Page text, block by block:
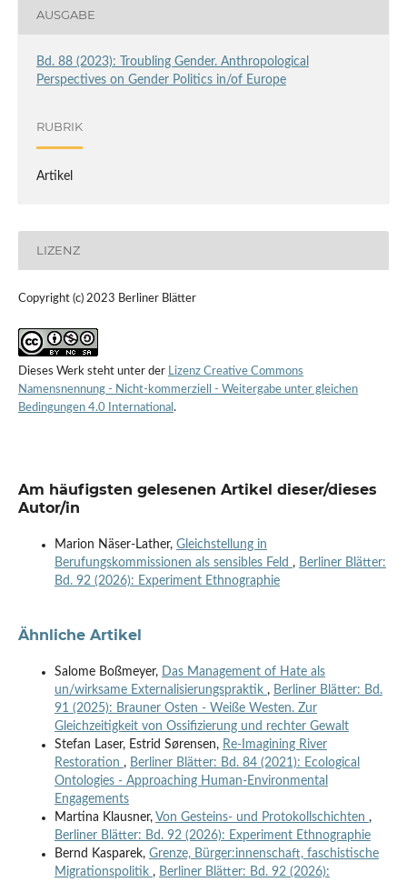
AUSGABE
Bd. 88 (2023): Troubling Gender. Anthropological
Perspectives on Gender Politics in/of Europe
RUBRIK
Artikel
LIZENZ
Copyright (c) 2023 Berliner Blätter
Dieses Werk steht unter der Lizenz Creative Commons
Namensnennung - Nicht-kommerziell - Weitergabe unter gleichen
Bedingungen 4.0 International .
Am häufigsten gelesenen Artikel dieser/dieses
Autor/in
Marion Näser-Lather, Gleichstellung in
Berufungskommissionen als sensibles Feld , Berliner Blätter:
Bd. 92 (2026): Experiment Ethnographie
Ähnliche Artikel
Salome Boßmeyer, Das Management of Hate als
un/wirksame Externalisierungspraktik , Berliner Blätter: Bd.
91 (2025): Brauner Osten - Weiße Westen. Zur
Gleichzeitigkeit von Ossifizierung und rechter Gewalt
Stefan Laser, Estrid Sørensen, Re-Imagining River
Restoration , Berliner Blätter: Bd. 84 (2021): Ecological
Ontologies - Approaching Human-Environmental
Engagements
Martina Klausner, Von Gesteins- und Protokollschichten ,
Berliner Blätter: Bd. 92 (2026): Experiment Ethnographie
Bernd Kasparek, Grenze, Bürger:innenschaft, faschistische
Migrationspolitik , Berliner Blätter: Bd. 92 (2026):